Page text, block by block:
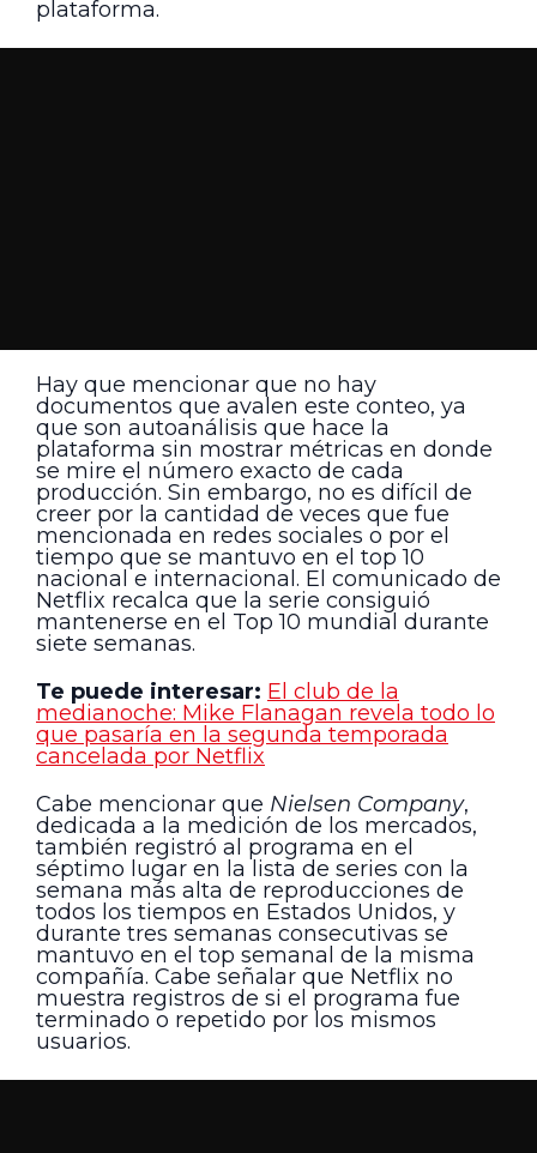
plataforma.
Hay que mencionar que no hay
documentos que avalen este conteo, ya
que son autoanálisis que hace la
plataforma sin mostrar métricas en donde
se mire el número exacto de cada
producción. Sin embargo, no es difícil de
creer por la cantidad de veces que fue
mencionada en redes sociales o por el
tiempo que se mantuvo en el top 10
nacional e internacional. El comunicado de
Netflix recalca que la serie consiguió
mantenerse en el Top 10 mundial durante
siete semanas.
Te puede interesar: El club de la
medianoche: Mike Flanagan revela todo lo
que pasaría en la segunda temporada
cancelada por Netflix
Cabe mencionar que Nielsen Company,
dedicada a la medición de los mercados,
también registró al programa en el
séptimo lugar en la lista de series con la
semana más alta de reproducciones de
todos los tiempos en Estados Unidos, y
durante tres semanas consecutivas se
mantuvo en el top semanal de la misma
compañía. Cabe señalar que Netflix no
muestra registros de si el programa fue
terminado o repetido por los mismos
usuarios.